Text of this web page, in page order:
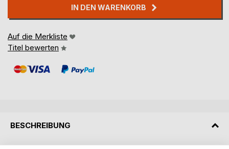
IN DEN WARENKORB
Auf die Merkliste
Titel bewerten
BESCHREIBUNG